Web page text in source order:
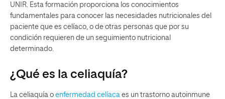
UNIR. Esta formación proporciona los conocimientos
fundamentales para conocer las necesidades nutricionales del
paciente que es celíaco, o de otras personas que por su
condición requieren de un seguimiento nutricional
determinado.
¿Qué es la celiaquía?
La celiaquía o enfermedad celíaca es un trastorno autoinmune